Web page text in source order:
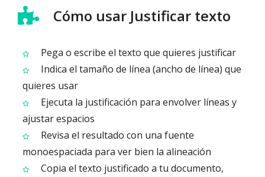
Cómo usar Justificar texto
Pega o escribe el texto que quieres justificar
Indica el tamaño de línea (ancho de línea) que
quieres usar
Ejecuta la justificación para envolver líneas y
ajustar espacios
Revisa el resultado con una fuente
monoespaciada para ver bien la alineación
Copia el texto justificado a tu documento,